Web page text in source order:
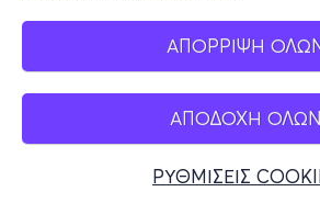
ΑΠΟΡΡΙΨΗ
ΑΠΟΔΟΧΗ ΟΛΩΝ
ΡΥΘΜΙΣΕΙΣ
Mobile app